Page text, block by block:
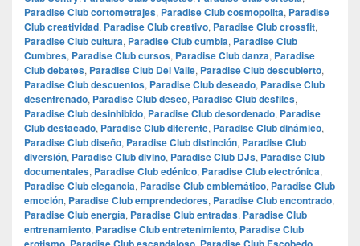
Paradise Club cortometrajes, Paradise Club cosmopolita, Paradise
Club creatividad, Paradise Club creativo, Paradise Club crossfit,
Paradise Club cultura, Paradise Club cumbia, Paradise Club
Cumbres, Paradise Club cursos, Paradise Club danza, Paradise
Club debates, Paradise Club Del Valle, Paradise Club descubierto,
Paradise Club descuentos, Paradise Club deseado, Paradise Club
desenfrenado, Paradise Club deseo, Paradise Club desfiles,
Paradise Club desinhibido, Paradise Club desordenado, Paradise
Club destacado, Paradise Club diferente, Paradise Club dinámico,
Paradise Club diseño, Paradise Club distinción, Paradise Club
diversión, Paradise Club divino, Paradise Club DJs, Paradise Club
documentales, Paradise Club edénico, Paradise Club electrónica,
Paradise Club elegancia, Paradise Club emblemático, Paradise Club
emoción, Paradise Club emprendedores, Paradise Club encontrado,
Paradise Club energía, Paradise Club entradas, Paradise Club
entrenamiento, Paradise Club entretenimiento, Paradise Club